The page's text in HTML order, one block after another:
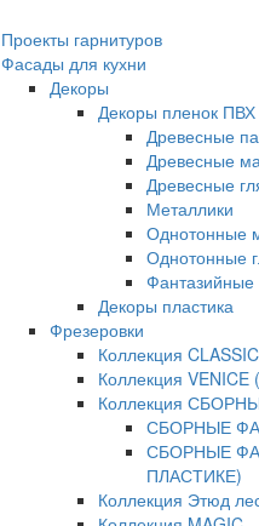
Проекты гарнитуров
Фасады для кухни
Декоры
Декоры пленок ПВХ
Древесные
Древесные
Древесные
Металлики
Однотонные
Однотонные
Фантазийные
Декоры пластика
Фрезеровки
Коллекция CLASSIC
Коллекция VENICE
Коллекция
СБОРНЫЕ
СБОРНЫЕ
ПЛАСТИКЕ)
Коллекция Этюд